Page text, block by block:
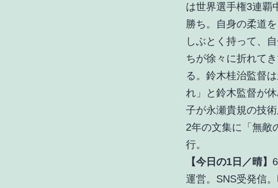
は世界選手権3連覇
勝ち。自身の柔道
しぶとく持って、
ちが徐々に折れて
る。鈴木桂治監督
れ」と鈴木監督が
子が永瀬貴規の技
2年の文集に「無敵
行。
【今日の1日／晴】
運営。SNS受発信